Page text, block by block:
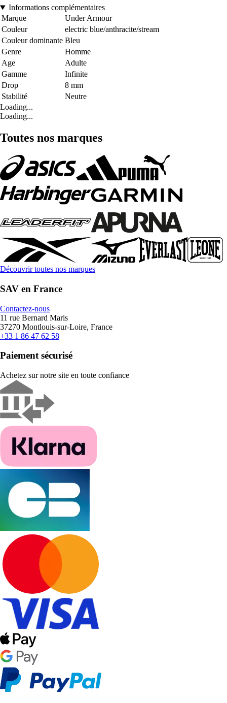
Informations complémentaires
Marque
Under Armour
Couleur
electric blue/anthracite/stream
Couleur dominante Bleu
Genre
Homme
Age
Adulte
Gamme
Infinite
Drop
8 mm
Stabilité
Neutre
Loading...
Loading...
Toutes nos marques
Découvrir toutes nos marques
SAV en France
Contactez-nous
11 rue Bernard Maris
37270 Montlouis-sur-Loire, France
+33 1 86 47 62 58
Paiement sécurisé
Achetez sur notre site en toute confiance